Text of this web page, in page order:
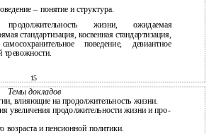
– понятие и структура.
жизни, ожидаемая
стандартизация, косвенная стандартизация,
поведение, девиантное
тревожности.
15
Темы докладов
влияющие на продолжительность жизни.
увеличения продолжительности жизни и про-
возраста и пенсионной политики.